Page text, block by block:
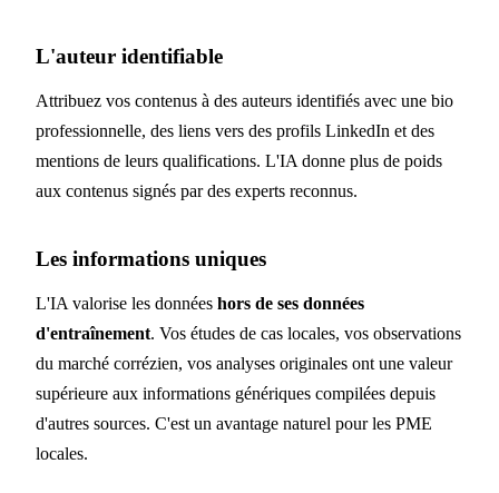
L'auteur identifiable
Attribuez vos contenus à des auteurs identifiés avec une bio
professionnelle, des liens vers des profils LinkedIn et des
mentions de leurs qualifications. L'IA donne plus de poids
aux contenus signés par des experts reconnus.
Les informations uniques
L'IA valorise les données hors de ses données
d'entraînement. Vos études de cas locales, vos observations
du marché corrézien, vos analyses originales ont une valeur
supérieure aux informations génériques compilées depuis
d'autres sources. C'est un avantage naturel pour les PME
locales.